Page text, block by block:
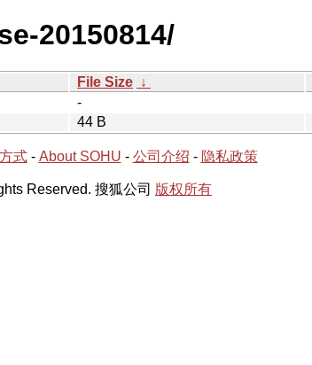
20150814/
File Size ↓
-
44 B
式- About SOHU - 公司介绍 - 隐私政策
Reserved. 搜狐公司 版权所有